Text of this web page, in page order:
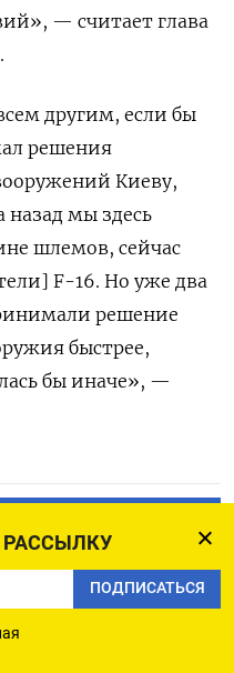
ПОДПИСАТЬСЯ
— считает глава
другим, если бы
решения
Киеву,
назад мы здесь
шлемов, сейчас
F-16. Но уже два
решение
быстрее,
бы иначе», —
GOOGLE